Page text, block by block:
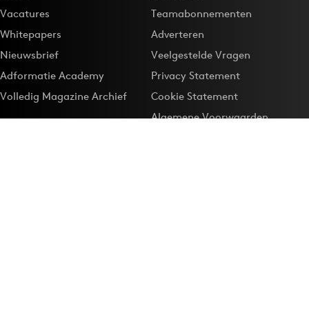
Vacatures
Whitepapers
Nieuwsbrief
Adformatie Academy
Volledig Magazine Archief
Teamabonnementen
Adverteren
Veelgestelde Vragen
Privacy Statement
Cookie Statement
Algemene Voorwaarden